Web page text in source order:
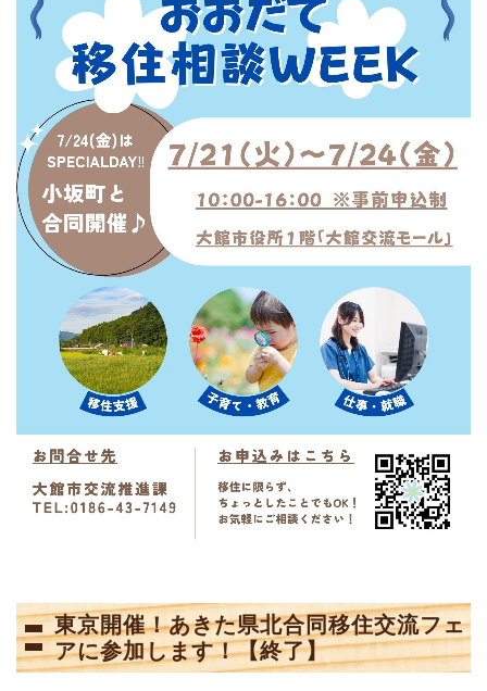
東京開催！あきた県北合同移住交流フェ
アに参加します！【終了】